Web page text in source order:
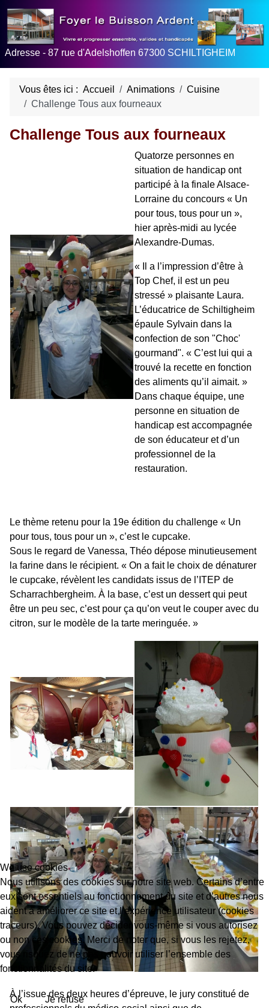
Adresse - 87 rue d'Adelshoffen 67300 SCHILTIGHEIM
Vous êtes ici : Accueil Animations
Cuisine
Challenge Tous aux fourneaux
Challenge Tous aux fourneaux
Quatorze personnes en
situation de handicap ont
participé à la finale Alsace-
Lorraine du concours « Un
pour tous, tous pour un »,
hier après-midi au lycée
Alexandre-Dumas.
« Il a l’impression d’être à
Top Chef, il est un peu
stressé » plaisante Laura.
L’éducatrice de Schiltigheim
épaule Sylvain dans la
confection de son "Choc'
gourmand". « C’est lui qui a
trouvé la recette en fonction
des aliments qu’il aimait. »
Dans chaque équipe, une
personne en situation de
handicap est accompagnée
de son éducateur et d’un
professionnel de la
restauration.
Le thème retenu pour la 19e édition du challenge « Un
pour tous, tous pour un », c’est le cupcake.
Sous le regard de Vanessa, Théo dépose minutieusement
la farine dans le récipient. « On a fait le choix de dénaturer
le cupcake, révèlent les candidats issus de l’ITEP de
Scharrachbergheim. À la base, c’est un dessert qui peut
être un peu sec, c’est pour ça qu’on veut le couper avec du
citron, sur le modèle de la tarte meringuée. »
À l’issue des deux heures d’épreuve, le jury constitué de
We use cookies
Nous utilisons des cookies sur notre site web. Certains d’entre
eux sont essentiels au fonctionnement du site et d’autres nous
aident à améliorer ce site et l’expérience utilisateur (cookies
traceurs). Vous pouvez décider vous-même si vous autorisez
ou non ces cookies. Merci de noter que, si vous les rejetez,
vous risquez de ne pas pouvoir utiliser l’ensemble des
fonctionnalités du site.
Ok Je refuse